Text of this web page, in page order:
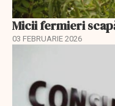
Micii fermieri
03 FEBRUARIE 2026